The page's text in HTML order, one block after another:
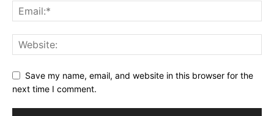
Save my name, email, and website in this browser for the
next time I comment.